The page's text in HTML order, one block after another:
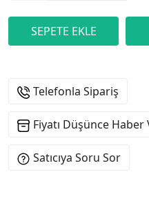
Telefonla Sipariş
Fiyatı Düşünce Haber
Satıcıya Soru Sor